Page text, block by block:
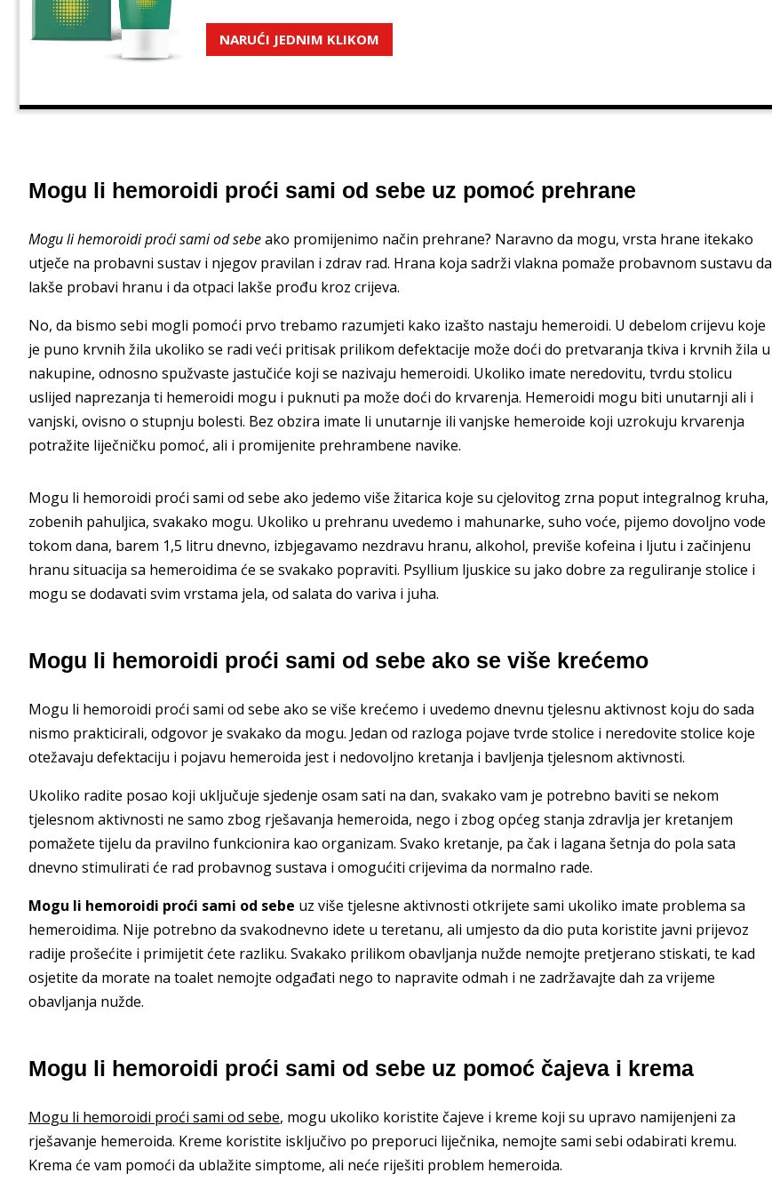
NARUĆI JEDNIM KLIKOM
Mogu li hemoroidi proći sami od sebe uz pomoć prehrane
Mogu li hemoroidi proći sami od sebeako promijenimo način prehrane? Naravno da mogu, vrsta hrane itekako
utječe na probavni sustav i njegov pravilan i zdrav rad. Hrana koja sadrži vlakna pomaže probavnom sustavu da
lakše probavi hranu i da otpaci lakše prođu kroz crijeva.
No, da bismo sebi mogli pomoći prvo trebamo razumjeti kako izašto nastaju hemeroidi. U debelom crijevu koje
je puno krvnih žila ukoliko se radi veći pritisak prilikom defektacije može doći do pretvaranja tkiva i krvnih žila u
nakupine, odnosno spužvaste jastučiće koji se nazivaju hemeroidi. Ukoliko imate neredovitu, tvrdu stolicu
uslijed naprezanja ti hemeroidi mogu i puknuti pa može doći do krvarenja. Hemeroidi mogu biti unutarnji ali i
vanjski, ovisno o stupnju bolesti. Bez obzira imate li unutarnje ili vanjske hemeroide koji uzrokuju krvarenja
potražite liječničku pomoć, ali i promijenite prehrambene navike.
Mogu li hemoroidi proći sami od sebe ako jedemo više žitarica koje su cjelovitog zrna poput integralnog kruha,
zobenih pahuljica, svakako mogu. Ukoliko u prehranu uvedemo i mahunarke, suho voće, pijemo dovoljno vode
tokom dana, barem 1,5 litru dnevno, izbjegavamo nezdravu hranu, alkohol, previše kofeina i ljutu i začinjenu
hranu situacija sa hemeroidima će se svakako popraviti. Psyllium ljuskice su jako dobre za reguliranje stolice i
mogu se dodavati svim vrstama jela, od salata do variva i juha.
Mogu li hemoroidi proći sami od sebe ako se više krećemo
Mogu li hemoroidi proći sami od sebe ako se više krećemo i uvedemo dnevnu tjelesnu aktivnost koju do sada
nismo prakticirali, odgovor je svakako da mogu. Jedan od razloga pojave tvrde stolice i neredovite stolice koje
otežavaju defektaciju i pojavu hemeroida jest i nedovoljno kretanja i bavljenja tjelesnom aktivnosti.
Ukoliko radite posao koji uključuje sjedenje osam sati na dan, svakako vam je potrebno baviti se nekom
tjelesnom aktivnosti ne samo zbog rješavanja hemeroida, nego i zbog općeg stanja zdravlja jer kretanjem
pomažete tijelu da pravilno funkcionira kao organizam. Svako kretanje, pa čak i lagana šetnja do pola sata
dnevno stimulirati će rad probavnog sustava i omogućiti crijevima da normalno rade.
Mogu li hemoroidi proći sami od sebe uz više tjelesne aktivnosti otkrijete sami ukoliko imate problema sa
hemeroidima. Nije potrebno da svakodnevno idete u teretanu, ali umjesto da dio puta koristite javni prijevoz
radije prošećite i primijetit ćete razliku. Svakako prilikom obavljanja nužde nemojte pretjerano stiskati, te kad
osjetite da morate na toalet nemojte odgađati nego to napravite odmah i ne zadržavajte dah za vrijeme
obavljanja nužde.
Mogu li hemoroidi proći sami od sebe uz pomoć čajeva i krema
Mogu li hemoroidi proći sami od sebe, mogu ukoliko koristite čajeve i kreme koji su upravo namijenjeni za
rješavanje hemeroida. Kreme koristite isključivo po preporuci liječnika, nemojte sami sebi odabirati kremu.
Krema će vam pomoći da ublažite simptome, ali neće riješiti problem hemeroida.